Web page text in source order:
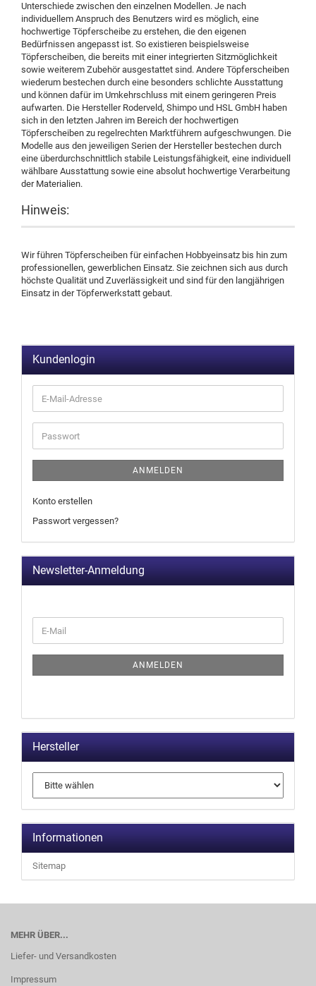
Unterschiede zwischen den einzelnen Modellen. Je nach
individuellem Anspruch des Benutzers wird es möglich, eine
hochwertige Töpferscheibe zu erstehen, die den eigenen
Bedürfnissen angepasst ist. So existieren beispielsweise
Töpferscheiben, die bereits mit einer integrierten Sitzmöglichkeit
sowie weiterem Zubehör ausgestattet sind. Andere Töpferscheiben
wiederum bestechen durch eine besonders schlichte Ausstattung
und können dafür im Umkehrschluss mit einem geringeren Preis
aufwarten. Die Hersteller Roderveld, Shimpo und HSL GmbH haben
sich in den letzten Jahren im Bereich der hochwertigen
Töpferscheiben zu regelrechten Marktführern aufgeschwungen. Die
Modelle aus den jeweiligen Serien der Hersteller bestechen durch
eine überdurchschnittlich stabile Leistungsfähigkeit, eine individuell
wählbare Ausstattung sowie eine absolut hochwertige Verarbeitung
der Materialien.
Hinweis:
Wir führen Töpferscheiben für einfachen Hobbyeinsatz bis hin zum
professionellen, gewerblichen Einsatz. Sie zeichnen sich aus durch
höchste Qualität und Zuverlässigkeit und sind für den langjährigen
Einsatz in der Töpferwerkstatt gebaut.
Kundenlogin
ANMELDEN
Konto erstellen
Passwort vergessen?
Newsletter-Anmeldung
ANMELDEN
Hersteller
Informationen
Sitemap
MEHR ÜBER...
Liefer- und Versandkosten
Impressum